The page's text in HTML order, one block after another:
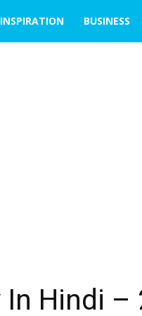
INSPIRATION BUSINESS
In Hindi –